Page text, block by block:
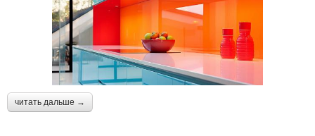
читать дальше →